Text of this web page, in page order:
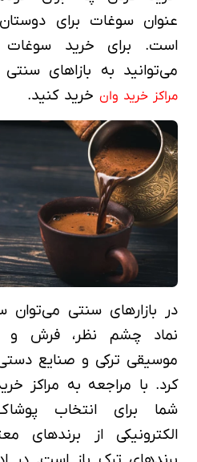
عنوان سوغات برای
است. برای خرید سوغات
می‌توانید به بازاهای سنتی
مراکز خرید وان خرید کنید.
در بازارهای سنتی می‌توان
نماد چشم نظر، فرش و
موسیقی ترکی و صنایع
کرد. با مراجعه به مراکز
شما برای انتخاب
الکترونیکی از برندهای